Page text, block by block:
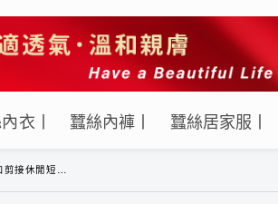
衣丨 蠶絲內褲丨 蠶絲居家服丨
繁花波點-藍)